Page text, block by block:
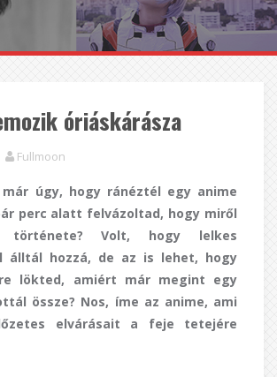
óriáskárásza
Fullmoon
úgy, hogy ránéztél egy anime
perc alatt felvázoltad, hogy miről
Volt, hogy lelkes
álltál hozzá, de az is lehet, hogy
lökted, amiért már megint egy
össze? Nos, íme az anime, ami
elvárásait a feje tetejére